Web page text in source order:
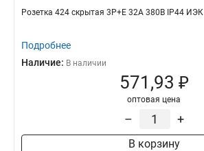
Розетка 424 скрытая 3Р+Е 32А 380В IP44 ИЭК
Подробнее
Наличие: В наличии
571,93 ₽
оптовая цена
– +
В корзину